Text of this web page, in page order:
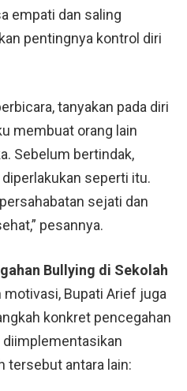
empati dan saling
pentingnya kontrol diri
tanyakan pada diri
membuat orang lain
Sebelum bertindak,
seperti itu.
sejati dan
pesannya.
Bullying di Sekolah
Bupati Arief juga
konkret pencegahan
diimplementasikan
tersebut antara lain: